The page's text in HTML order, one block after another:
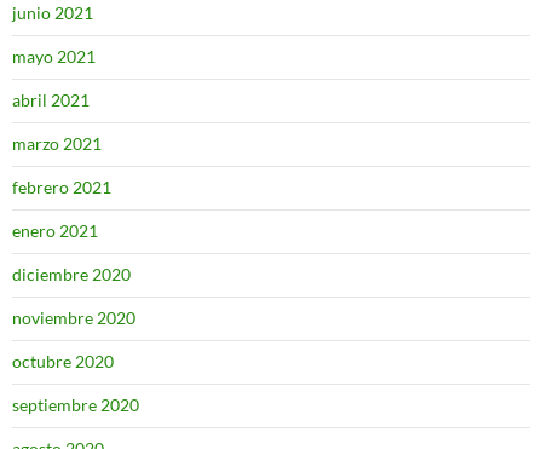
junio 2021
mayo 2021
abril 2021
marzo 2021
febrero 2021
enero 2021
diciembre 2020
noviembre 2020
octubre 2020
septiembre 2020